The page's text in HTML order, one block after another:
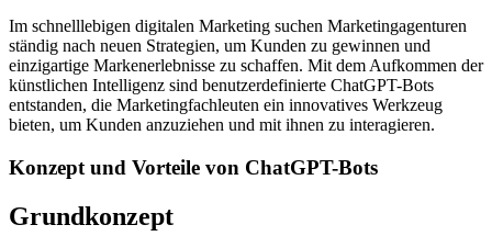
Im schnelllebigen digitalen Marketing suchen Marketingagenturen
ständig nach neuen Strategien, um Kunden zu gewinnen und
einzigartige Markenerlebnisse zu schaffen. Mit dem Aufkommen der
künstlichen Intelligenz sind benutzerdefinierte ChatGPT-Bots
entstanden, die Marketingfachleuten ein innovatives Werkzeug
bieten, um Kunden anzuziehen und mit ihnen zu interagieren.
Konzept und Vorteile von ChatGPT-Bots
Grundkonzept